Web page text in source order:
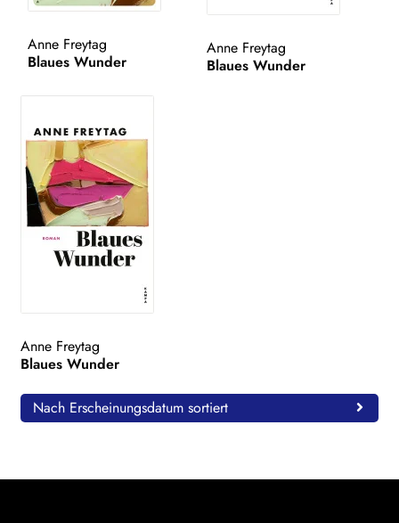
Search:
Anne Freytag
Blaues Wunder
Anne Freytag
Blaues Wunder
Anne Freytag
Blaues Wunder
Nach Erscheinungsdatum sortiert